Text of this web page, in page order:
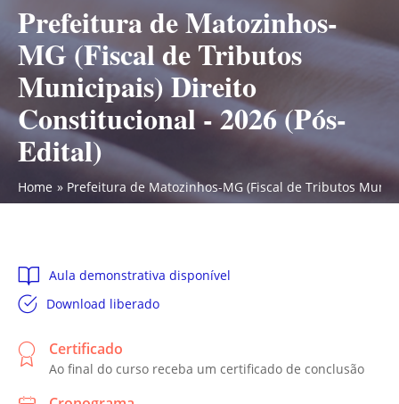
Prefeitura de Matozinhos-
MG (Fiscal de Tributos
Municipais) Direito
Constitucional - 2026 (Pós-
Edital)
Home Prefeitura de Matozinhos-MG (Fiscal de Tributos
Aula demonstrativa disponível
Download liberado
Certificado
Ao final do curso receba um certificado de conclusão